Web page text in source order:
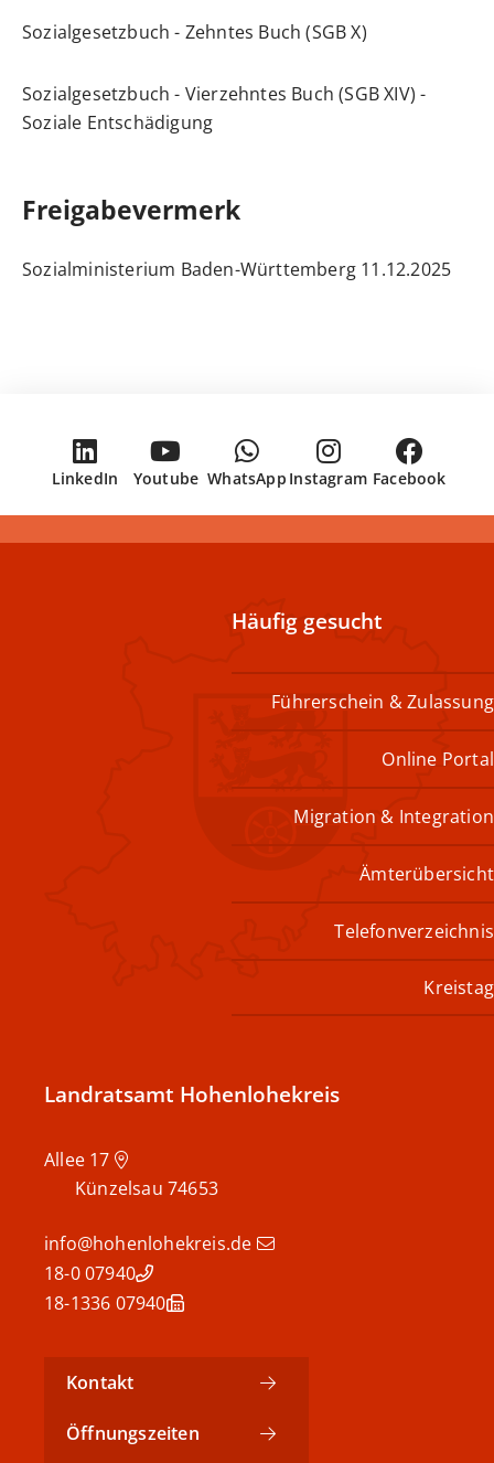
Sozialgesetzbuch - Zehntes Buch (SGB X)
Sozialgesetzbuch - Vierzehntes Buch (SGB XIV) -
Soziale Entschädigung
Freigabevermerk
11.12.2025 Sozialministerium Baden-Württemberg
Facebook
Instagram
WhatsApp
Youtube
LinkedIn
Häufig gesucht
Führerschein & Zulassung
Online Portal
Migration & Integration
Ämterübersicht
Telefonverzeichnis
Kreistag
Landratsamt Hohenlohekreis
74653
Künzelsau
info@hohenlohekreis.de
07940 18-0
07940 18-1336
Kontakt
Öffnungszeiten